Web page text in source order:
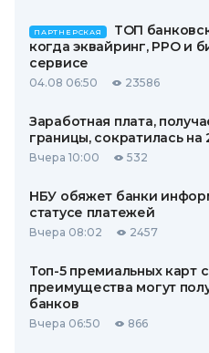
ПАРТНЕРСКАЯ
ТОП
когда эквайринг, РРО и
сервисе
04.08 06:50 23586
Заработная плата,
границы, сократилась на
Вчера 10:00 532
НБУ обяжет банки
статусе платежей
Вчера 08:02 2457
Топ-5 премиальных карт
преимущества могут
банков
Вчера 06:50 866